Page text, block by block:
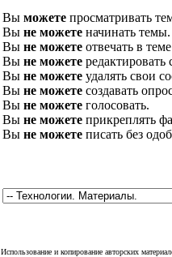
Вы можете просматривать
Вы не можете начинать темы.
Вы не можете отвечать в
Вы не можете
Вы не можете удалять свои
Вы не можете создавать
Вы не можете голосовать.
Вы не можете прикреплять
Вы не можете писать без
Использование и копирование авторских